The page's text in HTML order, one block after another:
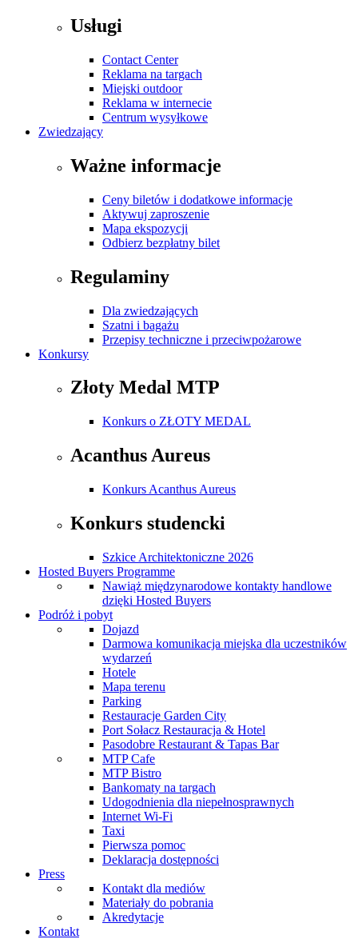
Usługi
Contact Center
Reklama na targach
Miejski outdoor
Reklama w internecie
Centrum wysyłkowe
Zwiedzający
Ważne informacje
Ceny biletów i dodatkowe informacje
Aktywuj zaproszenie
Mapa ekspozycji
Odbierz bezpłatny bilet
Regulaminy
Dla zwiedzających
Szatni i bagażu
Przepisy techniczne i przeciwpożarowe
Konkursy
Złoty Medal MTP
Konkurs o ZŁOTY MEDAL
Acanthus Aureus
Konkurs Acanthus Aureus
Konkurs studencki
Szkice Architektoniczne 2026
Hosted Buyers Programme
Nawiąż międzynarodowe kontakty handlowe
dzięki Hosted Buyers
Podróż i pobyt
Dojazd
Darmowa komunikacja miejska dla uczestników
wydarzeń
Hotele
Mapa terenu
Parking
Restauracje Garden City
Port Sołacz Restauracja & Hotel
Pasodobre Restaurant & Tapas Bar
MTP Cafe
MTP Bistro
Bankomaty na targach
Udogodnienia dla niepełnosprawnych
Internet Wi-Fi
Taxi
Pierwsza pomoc
Deklaracja dostępności
Press
Kontakt dla mediów
Materiały do pobrania
Akredytacje
Kontakt